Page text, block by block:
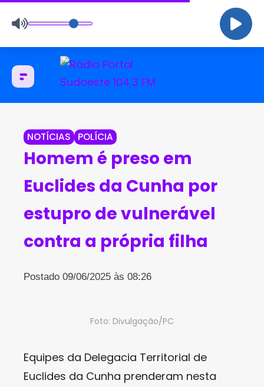
NOTÍCIAS POLÍCIA
Homem é preso em
Euclides da Cunha por
estupro de vulnerável
contra a própria filha
Postado 09/06/2025 às 08:26
Foto: Divulgação/PC
Equipes da Delegacia Territorial de
Euclides da Cunha prenderam nesta